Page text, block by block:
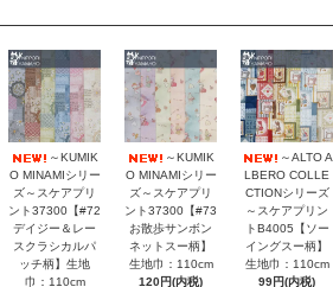
～KUMIK
O MINAMIシリー
ズ～スケアプリ
ント37300【#72
デイジー＆レー
スクラシカルパ
ッチ柄】生地
巾：110cm
～KUMIK
O MINAMIシリー
ズ～スケアプリ
ント37300【#73
お散歩サンボン
ネットスー柄】
生地巾：110cm
120円(内税)
～ALTO A
LBERO COLLE
CTIONシリーズ
～スケアプリン
トB4005【ソー
イングスー柄】
生地巾：110cm
99円(内税)